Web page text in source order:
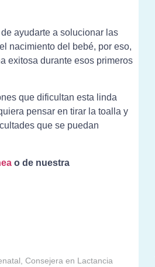
ayudarte a solucionar las
nacimiento del bebé, por eso,
exitosa durante esos primeros
que dificultan esta linda
pensar en tirar la toalla y
que se puedan
o de nuestra
Consejera en Lactancia